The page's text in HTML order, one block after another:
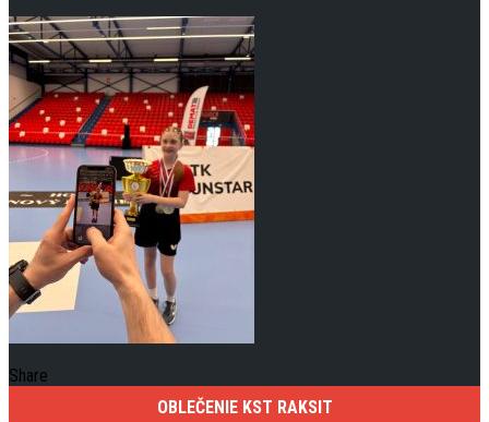
Share
OBLEČENIE KST RAKSIT